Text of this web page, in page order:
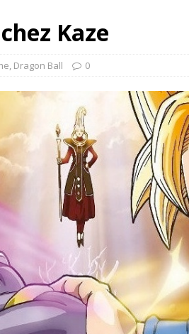
Kaze
, Dragon Ball 0